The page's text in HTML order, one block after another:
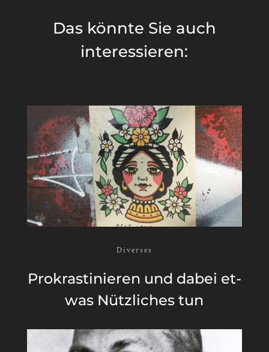
Das könnte Sie auch
interessieren:
Diverses
Pro­kras­ti­nie­ren und da­bei et­
was Nütz­li­ches tun